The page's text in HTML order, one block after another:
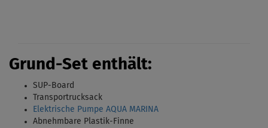
Grund-Set enthält:
SUP-Board
Transportrucksack
Elektrische Pumpe AQUA MARINA
Abnehmbare Plastik-Finne